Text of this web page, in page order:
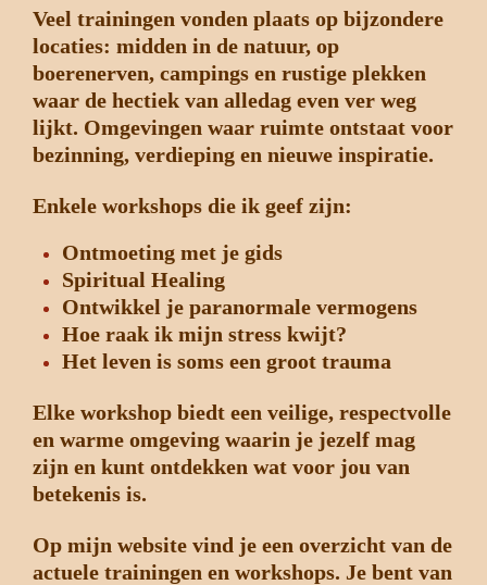
Veel trainingen vonden plaats op bijzondere
locaties: midden in de natuur, op
boerenerven, campings en rustige plekken
waar de hectiek van alledag even ver weg
lijkt. Omgevingen waar ruimte ontstaat voor
bezinning, verdieping en nieuwe inspiratie.
Enkele workshops die ik geef zijn:
Ontmoeting met je gids
Spiritual Healing
Ontwikkel je paranormale vermogens
Hoe raak ik mijn stress kwijt?
Het leven is soms een groot trauma
Elke workshop biedt een veilige, respectvolle
en warme omgeving waarin je jezelf mag
zijn en kunt ontdekken wat voor jou van
betekenis is.
Op mijn website vind je een overzicht van de
actuele trainingen en workshops. Je bent van